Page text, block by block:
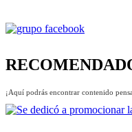
¡Aquí podrás encontrar contenido